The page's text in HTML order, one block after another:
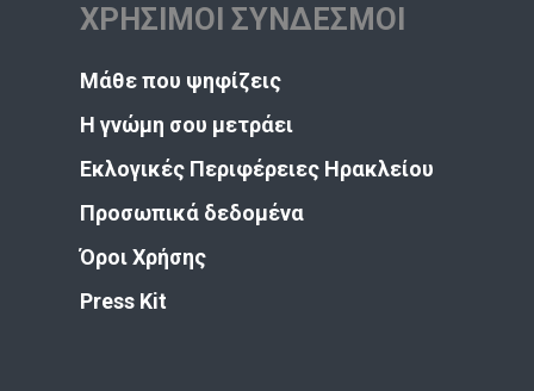
ΧΡΗΣΙΜΟΙ ΣΥΝΔΕΣΜΟΙ
Μάθε που ψηφίζεις
Η γνώμη σου μετράει
Εκλογικές Περιφέρειες Ηρακλείου
Προσωπικά δεδομένα
Όροι Χρήσης
Press Kit